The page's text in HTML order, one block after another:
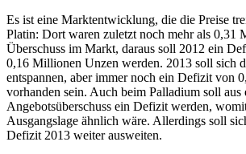
Es ist eine Marktentwicklung, die die Preise
Platin: Dort waren zuletzt noch mehr als 0,31
Überschuss im Markt, daraus soll 2012 ein
0,16 Millionen Unzen werden. 2013 soll sich
entspannen, aber immer noch ein Defizit von
vorhanden sein. Auch beim Palladium soll aus
Angebotsüberschuss ein Defizit werden,
Ausgangslage ähnlich wäre. Allerdings soll
Defizit 2013 weiter ausweiten.